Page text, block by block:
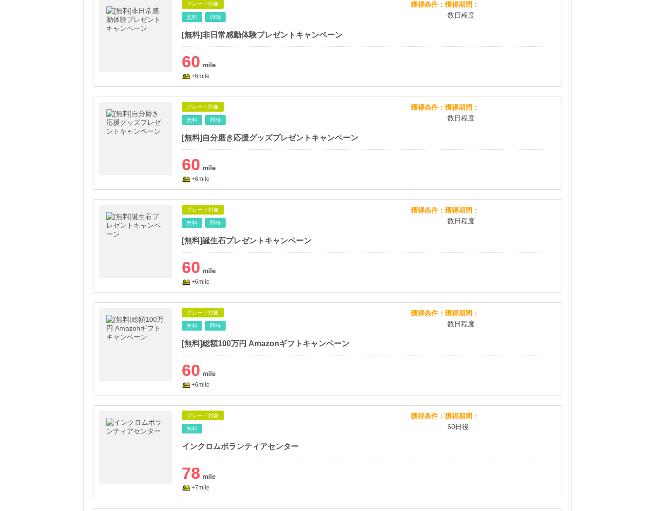
グレード対象
無料 即時
[無料]非日常感動体験プレゼントキャンペーン
獲得条件
獲得期間
数日程度
60
+6mile
グレード対象
無料 即時
[無料]自分磨き応援グッズプレゼントキャンペーン
獲得条件
獲得期間
数日程度
60
+6mile
グレード対象
無料 即時
[無料]誕生石プレゼントキャンペーン
獲得条件
獲得期間
数日程度
60
+6mile
グレード対象
無料 即時
[無料]総額100万円 Amazonギフトキャンペーン
獲得条件
獲得期間
数日程度
60
+6mile
グレード対象
無料
インクロムボランティアセンター
獲得条件
獲得期間
60日後
78
+7mile